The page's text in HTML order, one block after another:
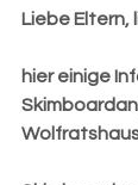
Liebe Eltern,
hier einige